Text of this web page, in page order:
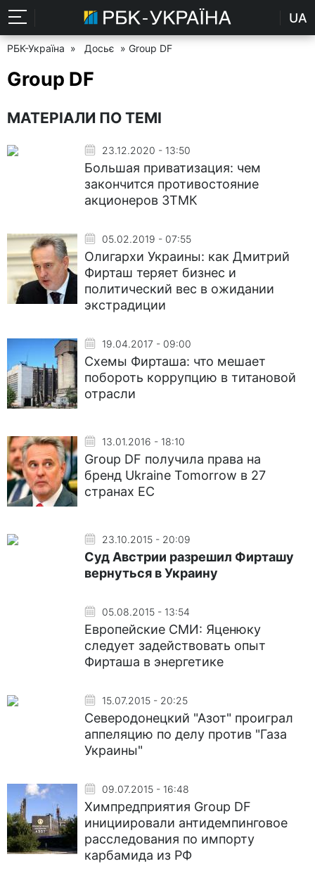
UA
РБК-Україна » Досьє » Group DF
Group DF
МАТЕРІАЛИ ПО ТЕМІ
23.12.2020 - 13:50
Большая приватизация: чем
закончится противостояние
акционеров ЗТМК
05.02.2019 - 07:55
Олигархи Украины: как Дмитрий
Фирташ теряет бизнес и
политический вес в ожидании
экстрадиции
19.04.2017 - 09:00
Схемы Фирташа: что мешает
побороть коррупцию в титановой
отрасли
13.01.2016 - 18:10
Group DF получила права на
бренд Ukraine Tomorrow в 27
странах ЕС
23.10.2015 - 20:09
Cуд Австрии разрешил Фирташу
вернуться в Украину
05.08.2015 - 13:54
Европейские СМИ: Яценюку
следует задействовать опыт
Фирташа в энергетике
15.07.2015 - 20:25
Северодонецкий "Азот" проиграл
аппеляцию по делу против "Газа
Украины"
09.07.2015 - 16:48
Химпредприятия Group DF
инициировали антидемпинговое
расследования по импорту
карбамида из РФ